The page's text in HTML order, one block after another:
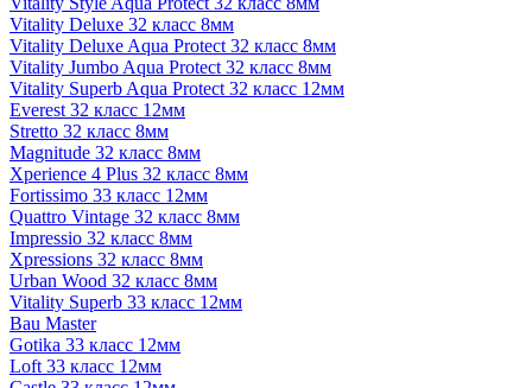
Vitality Deluxe 32 класс 8мм
Vitality Deluxe Aqua Protect 32 класс 8мм
Vitality Jumbo Aqua Protect 32 класс 8мм
Vitality Superb Aqua Protect 32 класс 12мм
Everest 32 класс 12мм
Stretto 32 класс 8мм
Magnitude 32 класс 8мм
Xperience 4 Plus 32 класс 8мм
Fortissimo 33 класс 12мм
Quattro Vintage 32 класс 8мм
Impressio 32 класс 8мм
Xpressions 32 класс 8мм
Urban Wood 32 класс 8мм
Vitality Superb 33 класс 12мм
Bau Master
Gotika 33 класс 12мм
Loft 33 класс 12мм